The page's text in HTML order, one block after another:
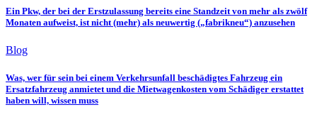
Ein Pkw, der bei der Erstzulassung bereits eine Standzeit von mehr als zwölf
Monaten aufweist, ist nicht (mehr) als neuwertig („fabrikneu“) anzusehen
Blog
Was, wer für sein bei einem Verkehrsunfall beschädigtes Fahrzeug ein
Ersatzfahrzeug anmietet und die Mietwagenkosten vom Schädiger erstattet
haben will, wissen muss